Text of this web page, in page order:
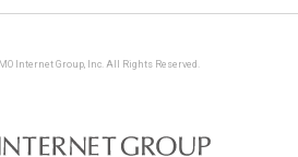
Internet Group, Inc. All Rights Reserved.